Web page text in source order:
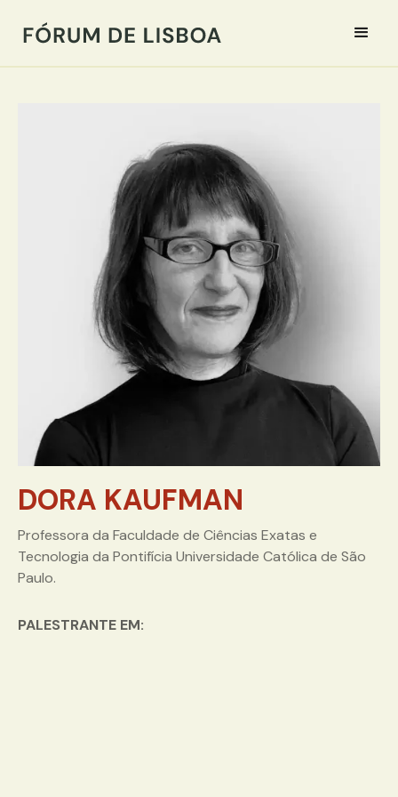
DORA KAUFMAN
Professora da Faculdade de Ciências Exatas e
Tecnologia da Pontifícia Universidade Católica de São
Paulo.
PALESTRANTE EM: